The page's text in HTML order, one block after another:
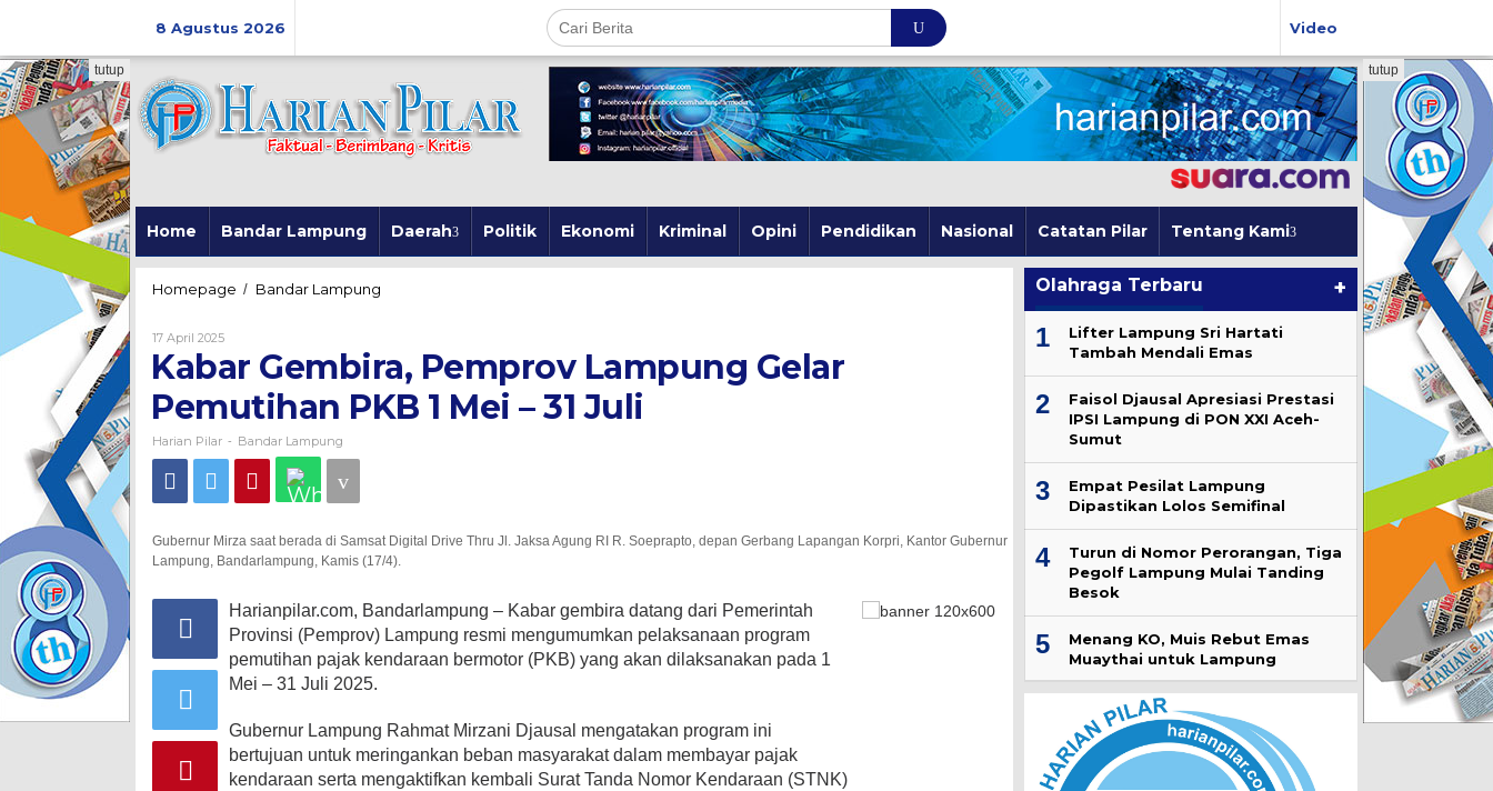
8 Agustus 2026 Video
Home Bandar Lampung Daerah Politik Ekonomi Kriminal Opini Pendidikan Nasional Catatan Pilar Tentang Kami
tutup tutup
Homepage / Bandar Lampung
Gelar
Pemutihan
PKB
17 April 2025Oleh
Pilar
Kabar Gembira, Pemprov Lampung Gelar
Pemutihan PKB 1 Mei – 31 Juli
Harian Pilar - Bandar Lampung
Gubernur Mirza saat berada di Samsat Digital Drive Thru Jl. Jaksa Agung RI R. Soeprapto, depan Gerbang Lapangan Korpri, Kantor Gubernur
Lampung, Bandarlampung, Kamis (17/4).
Harianpilar.com, Bandarlampung – Kabar gembira datang dari Pemerintah
Provinsi (Pemprov) Lampung resmi mengumumkan pelaksanaan program
pemutihan pajak kendaraan bermotor (PKB) yang akan dilaksanakan pada 1
Mei – 31 Juli 2025.
Gubernur Lampung Rahmat Mirzani Djausal mengatakan program ini
bertujuan untuk meringankan beban masyarakat dalam membayar pajak
kendaraan serta mengaktifkan kembali Surat Tanda Nomor Kendaraan (STNK)
Olahraga Terbaru +
1
Lifter Lampung Sri Hartati
Tambah Mendali Emas
2
Faisol Djausal Apresiasi Prestasi
IPSI Lampung di PON XXI Aceh-
Sumut
3
Empat Pesilat Lampung
Dipastikan Lolos Semifinal
4
Turun di Nomor Perorangan, Tiga
Pegolf Lampung Mulai Tanding
Besok
5
Menang KO, Muis Rebut Emas
Muaythai untuk Lampung